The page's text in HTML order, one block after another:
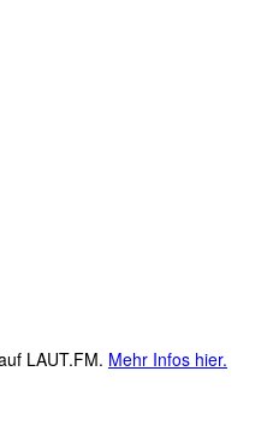
LAUT.FM. Mehr Infos hier.